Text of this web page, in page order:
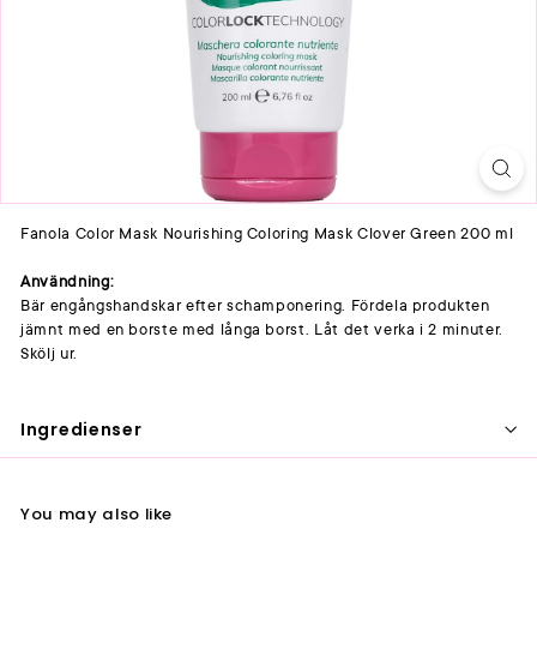
Fanola Color Mask Nourishing Coloring Mask Clover Green 200 ml
Användning:
Bär engångshandskar efter schamponering. Fördela produkten
jämnt med en borste med långa borst. Låt det verka i 2 minuter.
Skölj ur.
Ingredienser
You may also like